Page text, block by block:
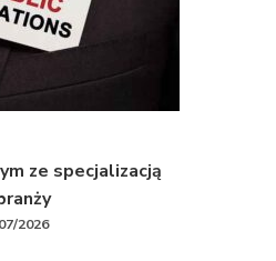
ze specjalizacją
2026